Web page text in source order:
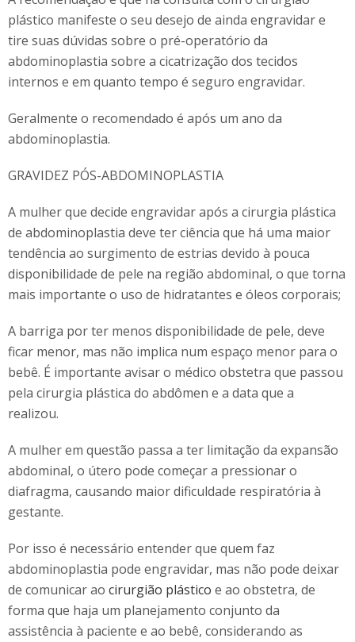
plástico manifeste o seu desejo de ainda engravidar e
tire suas dúvidas sobre o pré-operatório da
abdominoplastia sobre a cicatrização dos tecidos
internos e em quanto tempo é seguro engravidar.
Geralmente o recomendado é após um ano da
abdominoplastia.
GRAVIDEZ PÓS-ABDOMINOPLASTIA
A mulher que decide engravidar após a cirurgia plástica
de abdominoplastia deve ter ciência que há uma maior
tendência ao surgimento de estrias devido à pouca
disponibilidade de pele na região abdominal, o que torna
mais importante o uso de hidratantes e óleos corporais;
A barriga por ter menos disponibilidade de pele, deve
ficar menor, mas não implica num espaço menor para o
bebê. É importante avisar o médico obstetra que passou
pela cirurgia plástica do abdômen e a data que a
realizou.
A mulher em questão passa a ter limitação da expansão
abdominal, o útero pode começar a pressionar o
diafragma, causando maior dificuldade respiratória à
gestante.
Por isso é necessário entender que quem faz
abdominoplastia pode engravidar, mas não pode deixar
de comunicar ao cirurgião plástico e ao obstetra, de
forma que haja um planejamento conjunto da
assistência à paciente e ao bebê, considerando as